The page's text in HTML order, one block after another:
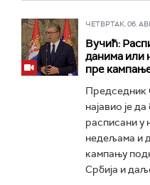
ЧЕТВРТАК, 06.
Вучић:
данима или
пре
Председник
најавио је
расписани у
недељама и
кампању
Србија и